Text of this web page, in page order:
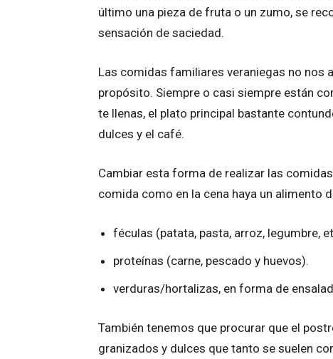
último una pieza de fruta o un zumo, se
sensación de saciedad.
Las comidas familiares veraniegas no nos
propósito. Siempre o casi siempre están
te llenas, el plato principal bastante
dulces y el café.
Cambiar esta forma de realizar las
comida como en la cena haya un alimento
féculas (patata, pasta, arroz, legumbre,
proteínas (carne, pescado y huevos).
verduras/hortalizas, en forma de
También tenemos que procurar que el
granizados y dulces que tanto se suelen